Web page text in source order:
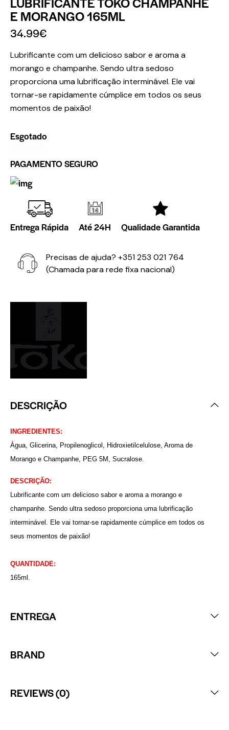
E MORANGO 165ML
34.99€
Lubrificante com um delicioso sabor e aroma a
morango e champanhe. Sendo ultra sedoso
proporciona uma lubrificação interminável. Ele vai
tornar-se rapidamente cúmplice em todos os seus
momentos de paixão!
Esgotado
PAGAMENTO SEGURO
Entrega Rápida Até 24H Qualidade Garantida
Precisas de ajuda? +351 253 021 764
(Chamada para rede fixa nacional)
DESCRIÇÃO
INGREDIENTES:
Água, Glicerina, Propilenoglicol, Hidroxietilcelulose, Aroma de
Morango e Champanhe, PEG 5M, Sucralose.
DESCRIÇÃO:
Lubrificante com um delicioso sabor e aroma a morango e
champanhe. Sendo ultra sedoso proporciona uma lubrificação
interminável. Ele vai tornar-se rapidamente cúmplice em todos os
seus momentos de paixão!
QUANTIDADE:
165ml.
ENTREGA
BRAND
REVIEWS (0)